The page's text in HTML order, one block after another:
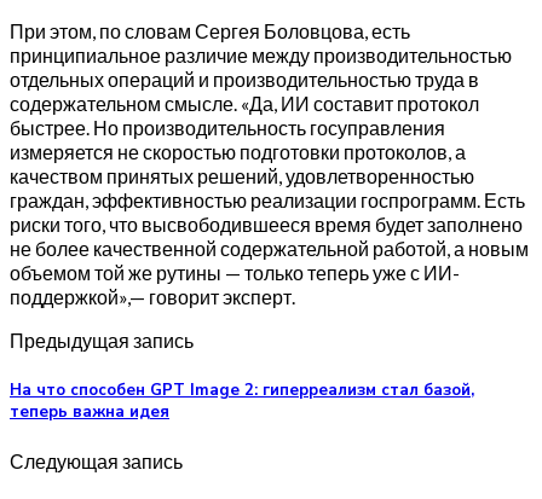
При этом, по словам Сергея Боловцова, есть
принципиальное различие между производительностью
отдельных операций и производительностью труда в
содержательном смысле. «Да, ИИ составит протокол
быстрее. Но производительность госуправления
измеряется не скоростью подготовки протоколов, а
качеством принятых решений, удовлетворенностью
граждан, эффективностью реализации госпрограмм. Есть
риски того, что высвободившееся время будет заполнено
не более качественной содержательной работой, а новым
объемом той же рутины — только теперь уже с ИИ-
поддержкой»,— говорит эксперт.
Предыдущая запись
На что способен GPT Image 2: гиперреализм стал базой,
теперь важна идея
Следующая запись